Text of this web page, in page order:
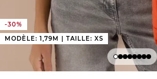
-30%
MODÈLE: 1,79M | TAILLE: XS